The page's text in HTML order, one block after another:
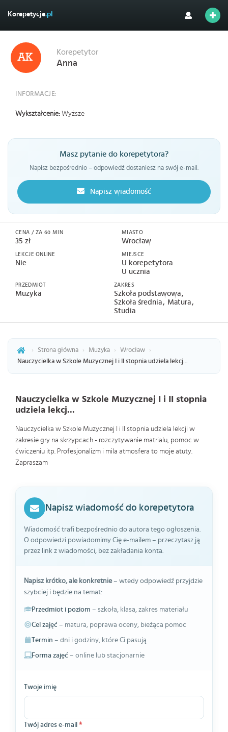
Korepetycje.pl
Korepetytor
Anna
INFORMACJE:
Wykształcenie: Wyższe
Masz pytanie do korepetytora?
Napisz bezpośrednio – odpowiedź dostaniesz na swój e-mail.
Napisz wiadomość
CENA / ZA 60 MIN
35 zł
LEKCJE ONLINE
Nie
MIASTO
Wrocław
MIEJSCE
U korepetytora
U ucznia
PRZEDMIOT
Muzyka
ZAKRES
Szkoła podstawowa
Szkoła średnia Matura
Studia
› Strona główna › Muzyka › Wrocław
›
Nauczycielka w Szkole Muzycznej I i II stopnia udziela lekcj...
Nauczycielka w Szkole Muzycznej I i II stopnia
udziela lekcj...
Nauczycielka w Szkole Muzycznej I i II stopnia udziela lekcji w
zakresie gry na skrzypcach - rozczytywanie matrialu, pomoc w
ćwiczeniu itp. Profesjonalizm i mila atmosfera to moje atuty.
Zapraszam
Napisz wiadomość do korepetytora
Wiadomość trafi bezpośrednio do autora tego ogłoszenia.
O odpowiedzi powiadomimy Cię e-mailem – przeczytasz ją
przez link z wiadomości, bez zakładania konta.
Napisz krótko, ale konkretnie– wtedy odpowiedź przyjdzie
szybciej i będzie na temat:
Przedmiot i poziom – szkoła, klasa, zakres materiału
Cel zajęć – matura, poprawa oceny, bieżąca pomoc
Termin – dni i godziny, które Ci pasują
Forma zajęć – online lub stacjonarnie
Twoje imię
Twój adres e-mail *